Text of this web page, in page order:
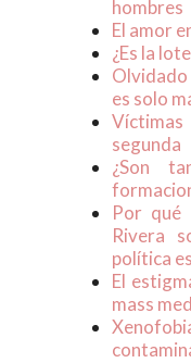
hombres
El amor
¿Es la
Olvidado
es solo
segunda
¿Son
Por qué
Rivera
política
El
mass